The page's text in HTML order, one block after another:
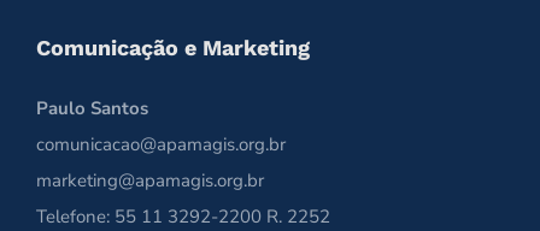
Comunicação e Marketing
Paulo Santos
comunicacao@apamagis.org.br
marketing@apamagis.org.br
Telefone: 55 11 3292-2200 R. 2252